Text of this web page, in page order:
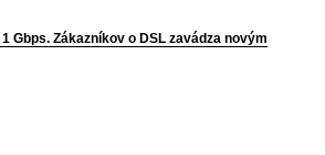
Gbps. Zákazníkov o DSL zavádza novým